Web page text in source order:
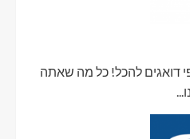
דואגים להכל! כל מה שאתה